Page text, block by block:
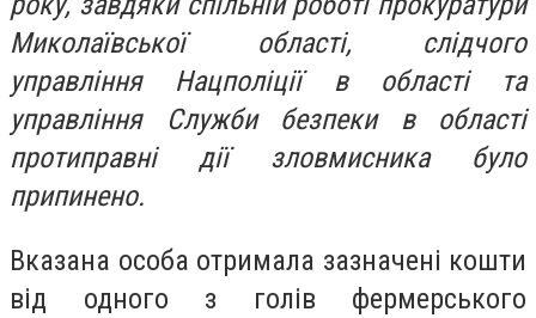
Миколаївської області, слідчого
управління Нацполіції в області та
управління Служби безпеки в області
протиправні дії зловмисника було
припинено.
Вказана особа отримала зазначені кошти
від одного з голів фермерського